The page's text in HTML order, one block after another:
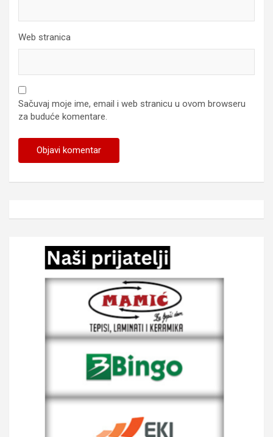
Web stranica
Sačuvaj moje ime, email i web stranicu u ovom browseru
za buduće komentare.